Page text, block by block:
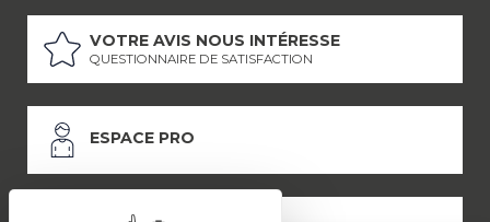
VOTRE AVIS NOUS INTÉRESSE
QUESTIONNAIRE DE SATISFACTION
ESPACE PRO